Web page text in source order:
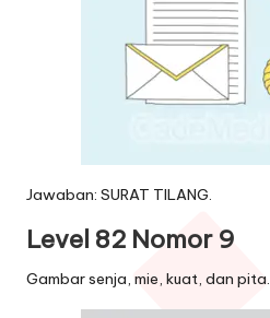
Jawaban: SURAT TILANG.
Level 82 Nomor 9
Gambar senja, mie, kuat, dan pita.